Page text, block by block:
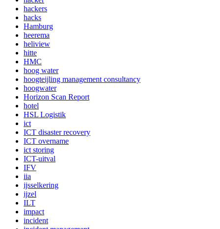
hackers
hacks
Hamburg
heerema
heliview
hitte
HMC
hoog water
hoogteijling management consultancy
hoogwater
Horizon Scan Report
hotel
HSL Logistik
ict
ICT disaster recovery
ICT overname
ict storing
ICT-uitval
IFV
iia
ijsselkering
ijzel
ILT
impact
incident